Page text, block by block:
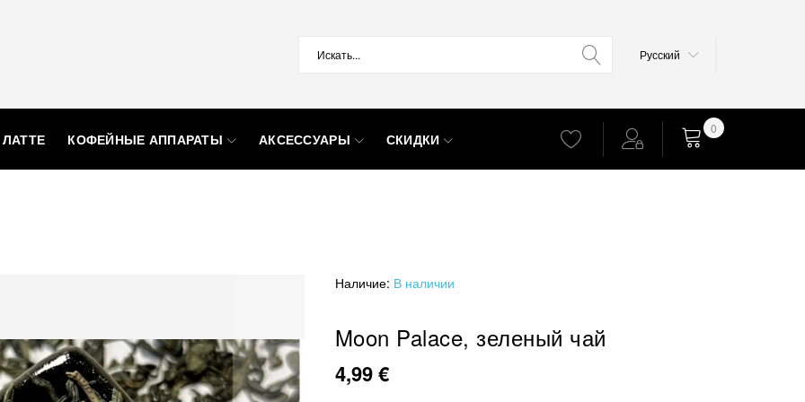
Язык
Русский
КОФЕЙНЫЕ АППАРАТЫ АКСЕССУАРЫ СКИДКИ
0
Наличие: В наличии
Moon Palace, зеленый чай
4,99 €